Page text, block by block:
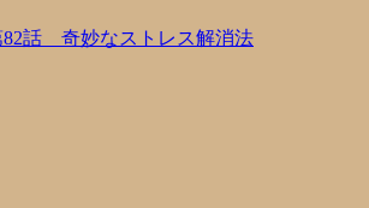
82話 奇妙なストレス解消法